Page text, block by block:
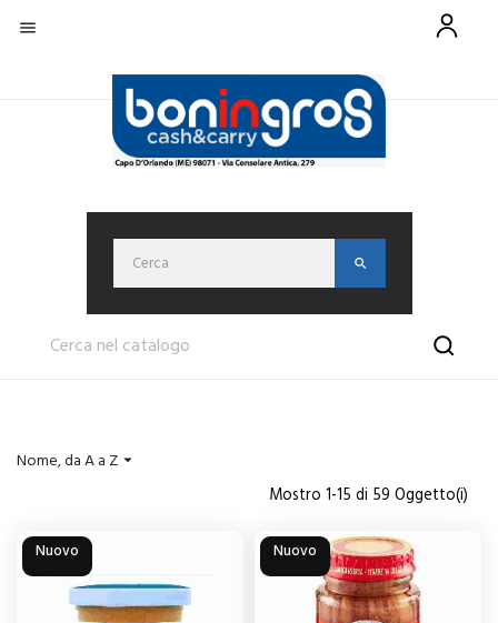

Nome, da A a Z 
Mostro 1-15 di 59 Oggetto(i)
Nuovo Nuovo